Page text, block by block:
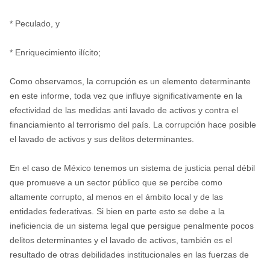
* Peculado, y
* Enriquecimiento ilícito;
Como observamos, la corrupción es un elemento determinante
en este informe, toda vez que influye significativamente en la
efectividad de las medidas anti lavado de activos y contra el
financiamiento al terrorismo del país. La corrupción hace posible
el lavado de activos y sus delitos determinantes.
En el caso de México tenemos un sistema de justicia penal débil
que promueve a un sector público que se percibe como
altamente corrupto, al menos en el ámbito local y de las
entidades federativas. Si bien en parte esto se debe a la
ineficiencia de un sistema legal que persigue penalmente pocos
delitos determinantes y el lavado de activos, también es el
resultado de otras debilidades institucionales en las fuerzas de